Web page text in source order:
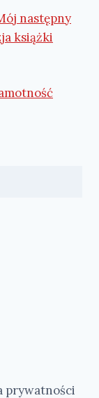
następny
książki
prywatności